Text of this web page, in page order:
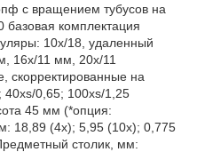
с вращением тубусов на
базовая комплектация
10х/18, удаленный
16x/11 мм, 20x/11
скорректированные на
40xs/0,65; 100xs/1,25
45 мм (*опция:
18,89 (4x); 5,95 (10x); 0,775
столик, мм: